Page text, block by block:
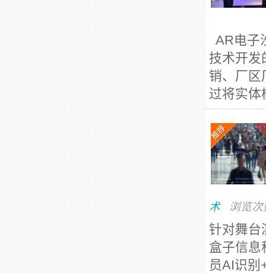
AR电子
技术开发
销、厂区
过将实体
术 浏览
针对舞台
盒子信息
员AI识别